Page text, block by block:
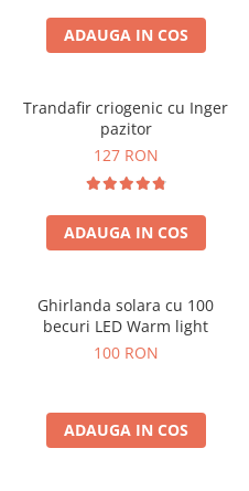
ADAUGA IN COS
Trandafir criogenic cu Inger
pazitor
127 RON
ADAUGA IN COS
Ghirlanda solara cu 100
becuri LED Warm light
100 RON
ADAUGA IN COS